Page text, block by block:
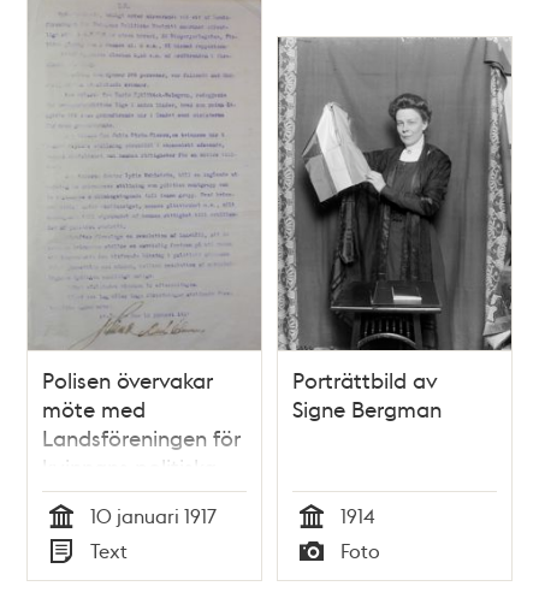
Polisen övervakar
möte med
Landsföreningen för
kvinnans politiska
rösträtt
Tid
10 januari 1917
Typ
Text
Porträttbild av
Signe Bergman
Tid
1914
Typ
Foto